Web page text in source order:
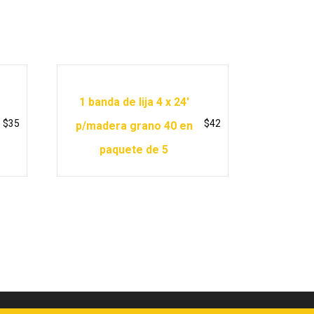
$35
1 banda de lija 4 x 24′
p/madera grano 40 en
paquete de 5
$42